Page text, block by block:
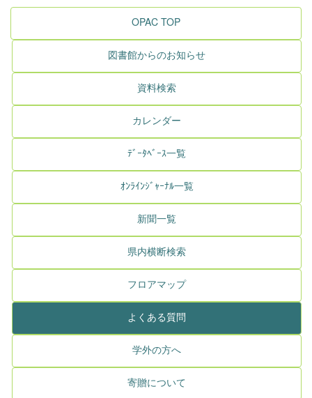
OPAC TOP
図書館からのお知らせ
資料検索
カレンダー
ﾃﾞｰﾀﾍﾞｰｽ一覧
ｵﾝﾗｲﾝｼﾞｬｰﾅﾙ一覧
新聞一覧
県内横断検索
フロアマップ
よくある質問
学外の方へ
寄贈について